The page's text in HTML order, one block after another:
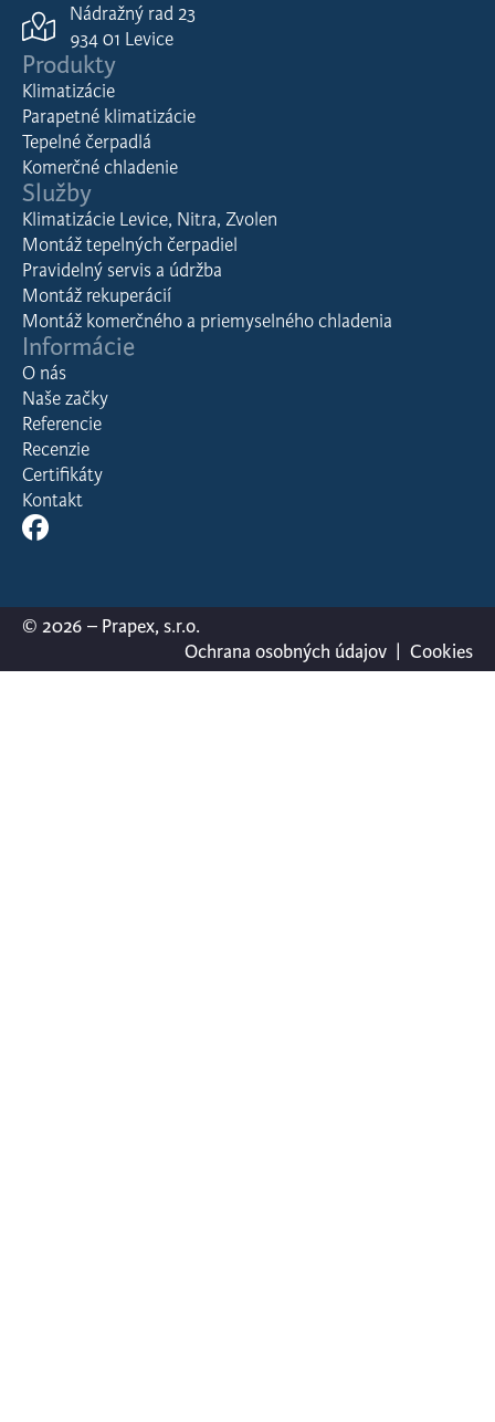
Nádražný rad 23
934 01 Levice
Produkty
Klimatizácie
Parapetné klimatizácie
Tepelné čerpadlá
Komerčné chladenie
Služby
Klimatizácie Levice, Nitra, Zvolen
Montáž tepelných čerpadiel
Pravidelný servis a údržba
Montáž rekuperácií
Montáž komerčného a priemyselného chladenia
Informácie
O nás
Naše začky
Referencie
Recenzie
Certifikáty
Kontakt
© 2026 – Prapex, s.r.o.
Ochrana osobných údajov
Cookies